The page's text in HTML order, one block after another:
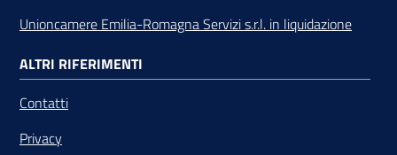
Unioncamere Emilia-Romagna Servizi s.r.l. in liquidazione
ALTRI RIFERIMENTI
Contatti
Privacy